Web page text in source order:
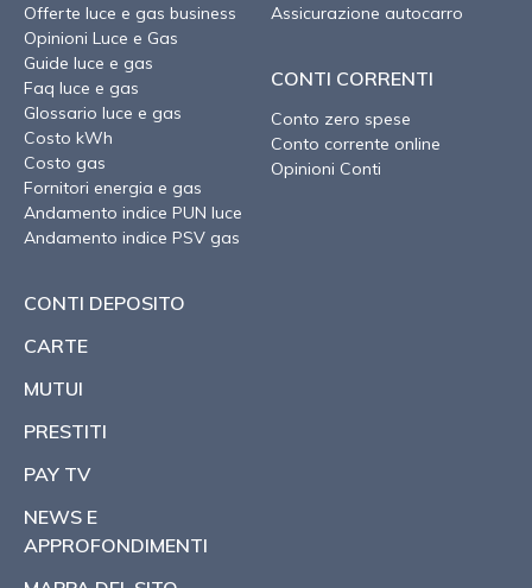
Offerte luce e gas business
Opinioni Luce e Gas
Guide luce e gas
Faq luce e gas
Glossario luce e gas
Costo kWh
Costo gas
Fornitori energia e gas
Andamento indice PUN luce
Andamento indice PSV gas
Assicurazione autocarro
CONTI CORRENTI
Conto zero spese
Conto corrente online
Opinioni Conti
CONTI DEPOSITO
CARTE
MUTUI
PRESTITI
PAY TV
NEWS E
APPROFONDIMENTI